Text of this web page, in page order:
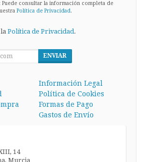
: Puede consultar la información completa de
Política de Privacidad.
Política de Privacidad.
ENVIAR
Información Legal
Política de Cookies
Formas de Pago
Gastos de Envío
14
, Murcia